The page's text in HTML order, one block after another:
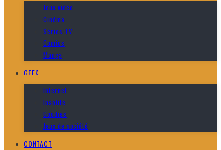
Jeux vidéo
Cinéma
Séries TV
Comics
Manga
GEEK
Internet
Insolite
Goodies
Jeux de société
CONTACT